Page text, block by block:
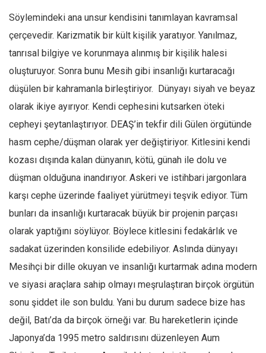
Söylemindeki ana unsur kendisini tanımlayan kavramsal
çerçevedir. Karizmatik bir kült kişilik yaratıyor. Yanılmaz,
tanrısal bilgiye ve korunmaya alınmış bir kişilik halesi
oluşturuyor. Sonra bunu Mesih gibi insanlığı kurtaracağı
düşülen bir kahramanla birleştiriyor. Dünyayı siyah ve beyaz
olarak ikiye ayırıyor. Kendi cephesini kutsarken öteki
cepheyi şeytanlaştırıyor. DEAŞ’in tekfir dili Gülen örgütünde
hasm cephe/düşman olarak yer değiştiriyor. Kitlesini kendi
kozası dışında kalan dünyanın, kötü, günah ile dolu ve
düşman olduğuna inandırıyor. Askeri ve istihbari jargonlara
karşı cephe üzerinde faaliyet yürütmeyi teşvik ediyor. Tüm
bunları da insanlığı kurtaracak büyük bir projenin parçası
olarak yaptığını söylüyor. Böylece kitlesini fedakârlık ve
sadakat üzerinden konsilide edebiliyor. Aslında dünyayı
Mesihçi bir dille okuyan ve insanlığı kurtarmak adına modern
ve siyasi araçlara sahip olmayı meşrulaştıran birçok örgütün
sonu şiddet ile son buldu. Yani bu durum sadece bize has
değil, Batı’da da birçok örneği var. Bu hareketlerin içinde
Japonya’da 1995 metro saldırısını düzenleyen Aum